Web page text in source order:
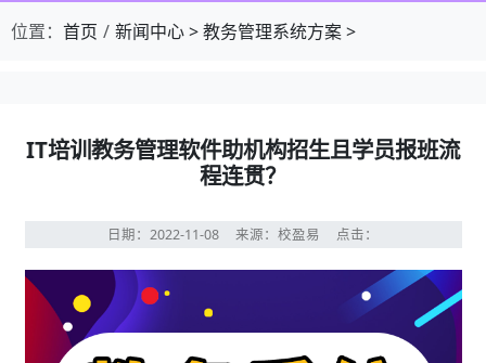
位置： 首页 新闻中心>教务管理系统方案>
IT培训教务管理软件助机构招生且学员报班流
程连贯？
日期：2022-11-08 来源：校盈易 点击：